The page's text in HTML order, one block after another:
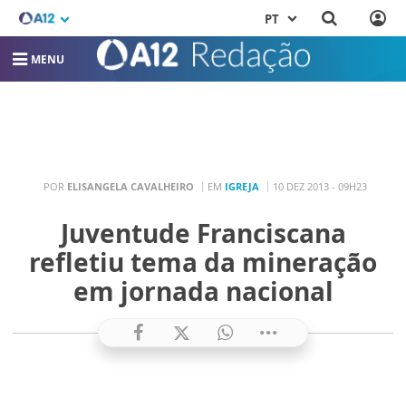
PT
MENU
POR ELISANGELA CAVALHEIRO EM IGREJA 10 DEZ 2013 - 09H23
Juventude Franciscana
refletiu tema da mineração
em jornada nacional